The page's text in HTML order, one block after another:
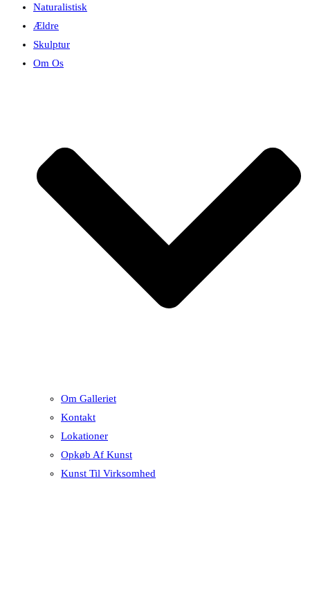
Naturalistisk
Ældre
Skulptur
Om Os
Om Galleriet
Kontakt
Lokationer
Opkøb Af Kunst
Kunst Til Virksomhed